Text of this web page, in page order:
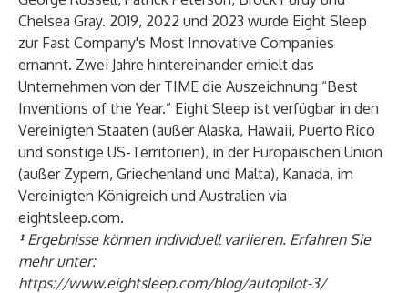
Chelsea Gray. 2019, 2022 und 2023 wurde Eight Sleep
zur Fast Company's Most Innovative Companies
ernannt. Zwei Jahre hintereinander erhielt das
Unternehmen von der TIME die Auszeichnung “Best
Inventions of the Year.” Eight Sleep ist verfügbar in den
Vereinigten Staaten (außer Alaska, Hawaii, Puerto Rico
und sonstige US-Territorien), in der Europäischen Union
(außer Zypern, Griechenland und Malta), Kanada, im
Vereinigten Königreich und Australien via
eightsleep.com.
¹ Ergebnisse können individuell variieren. Erfahren Sie
mehr unter:
https://www.eightsleep.com/blog/autopilot-3/